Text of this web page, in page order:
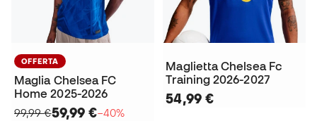
OFFERTA
Maglia Chelsea FC
Home 2025-2026
99,99 €59,99 €−40%
Maglietta Chelsea Fc
Training 2026-2027
54,99 €